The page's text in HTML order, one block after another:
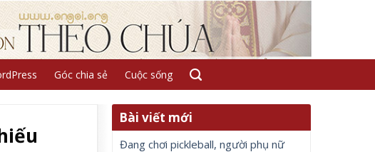
Góc chia sẻ Cuộc sống
Bài viết mới
Đang chơi pickleball, người phụ nữ